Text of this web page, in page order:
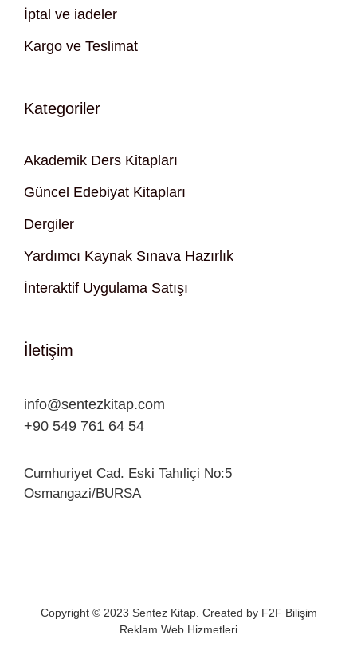
İptal ve iadeler
Kargo ve Teslimat
Kategoriler
Akademik Ders Kitapları
Güncel Edebiyat Kitapları
Dergiler
Yardımcı Kaynak Sınava Hazırlık
İnteraktif Uygulama Satışı
İletişim
info@sentezkitap.com
+90 549 761 64 54
Cumhuriyet Cad. Eski Tahıliçi No:5
Osmangazi/BURSA
Copyright © 2023 Sentez Kitap. Created by F2F Bilişim
Reklam Web Hizmetleri